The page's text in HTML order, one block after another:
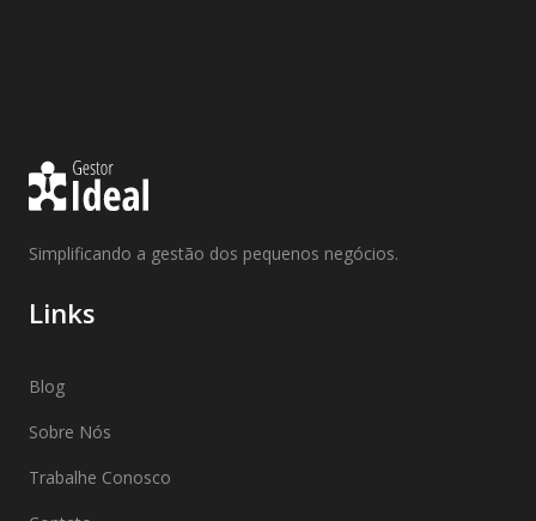
Simplificando a gestão dos pequenos negócios.
Links
Blog
Sobre Nós
Trabalhe Conosco